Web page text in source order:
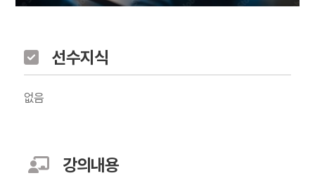
선수지식
없음
강의내용